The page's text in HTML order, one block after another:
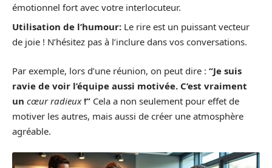
émotionnel fort avec votre interlocuteur.
Utilisation de l’humour: Le rire est un puissant vecteur
de joie ! N’hésitez pas à l’inclure dans vos conversations.
Par exemple, lors d’une réunion, on peut dire : “Je suis
ravie de voir l’équipe aussi motivée. C’est vraiment
un cœur radieux!” Cela a non seulement pour effet de
motiver les autres, mais aussi de créer une atmosphère
agréable.